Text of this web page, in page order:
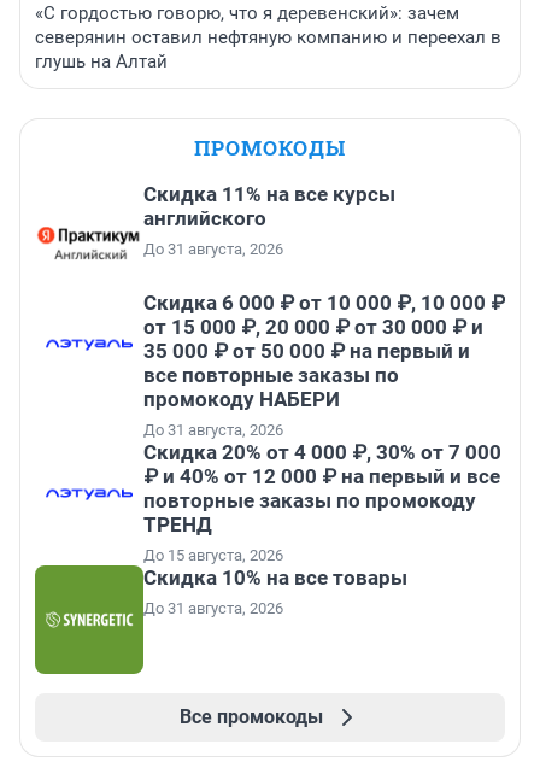
«С гордостью говорю, что я деревенский»: зачем
северянин оставил нефтяную компанию и переехал в
глушь на Алтай
ПРОМОКОДЫ
Скидка 11% на все курсы
английского
До 31 августа, 2026
Скидка 6 000 ₽ от 10 000 ₽, 10 000 ₽
от 15 000 ₽, 20 000 ₽ от 30 000 ₽ и
35 000 ₽ от 50 000 ₽ на первый и
все повторные заказы по
промокоду НАБЕРИ
До 31 августа, 2026
Скидка 20% от 4 000 ₽, 30% от 7 000
₽ и 40% от 12 000 ₽ на первый и все
повторные заказы по промокоду
ТРЕНД
До 15 августа, 2026
Скидка 10% на все товары
До 31 августа, 2026
Все промокоды